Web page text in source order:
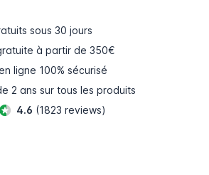
sous 30 jours
à partir de 350€
ligne 100% sécurisé
2 ans sur tous les produits
4.6 (1823 reviews)